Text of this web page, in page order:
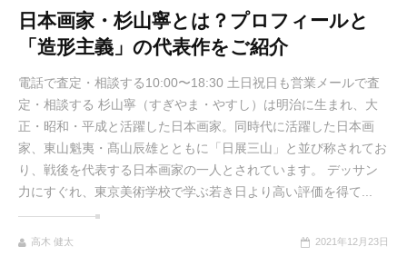
日本画家・杉山寧とは？プロフィールと
「造形主義」の代表作をご紹介
電話で査定・相談する10:00〜18:30 土日祝日も営業メールで査
定・相談する 杉山寧（すぎやま・やすし）は明治に生まれ、大
正・昭和・平成と活躍した日本画家。同時代に活躍した日本画
家、東山魁夷・髙山辰雄とともに「日展三山」と並び称されてお
り、戦後を代表する日本画家の一人とされています。 デッサン
力にすぐれ、東京美術学校で学ぶ若き日より高い評価を得て...
高木 健太 2021年12月23日